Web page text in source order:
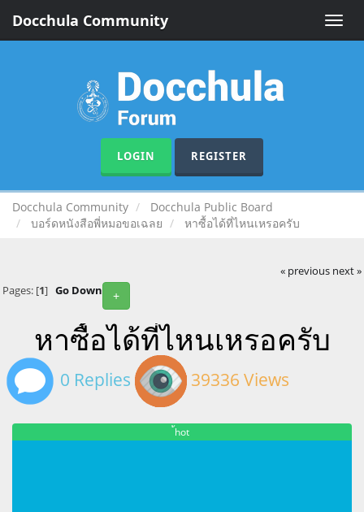
Toggle
Docchula Community
LOGIN REGISTER
Docchula Community
Docchula Public Board
บอร์ดหนังสือพี่หมอขอเฉลย
หาซื้อได้ที่ไหนเหรอครับ
« previous next »
+
Pages: [1] Go Down
หาซื้อได้ที่ไหนเหรอครับ
0 Replies 39336 Views
้hot